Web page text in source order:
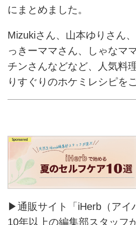
にまとめました。
Mizukiさん、山本ゆりさん
っきーママさん、しゃなマ
チンさんなどなど、人気料
りすぐりのホケミレシピを
▶通販サイト「iHerb（アイ
10年以上の編集部スタッフ